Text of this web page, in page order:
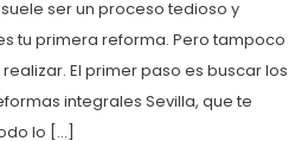
ser un proceso tedioso y
tu primera reforma. Pero tampoco
El primer paso es buscar los
integrales Sevilla, que te
lo […]